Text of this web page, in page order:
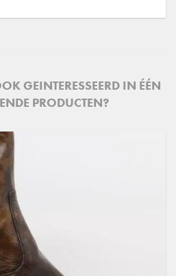
GEINTERESSEERD IN ÉÉN
PRODUCTEN?